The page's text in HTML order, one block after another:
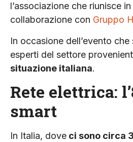
l’associazione che riunisce
collaborazione con Gruppo
In occasione dell’evento
esperti del settore
situazione italiana.
Rete elettrica:
smart
In Italia, dove ci sono circa